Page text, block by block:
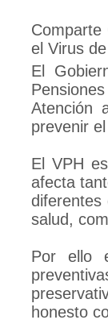
Comparte
el Virus
El
Atención
prevenir
El VPH
afecta
diferentes
salud,
Por ello
honesto